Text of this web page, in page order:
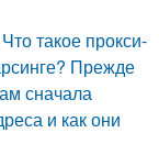
такое прокси-
Прежде
сначала
и как они